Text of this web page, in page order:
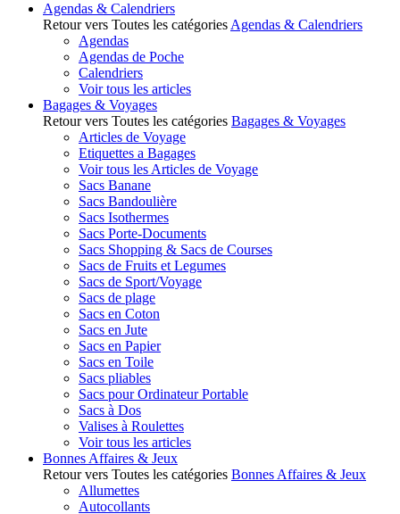
Agendas & Calendriers
Retour vers Toutes les catégories Agendas & Calendriers
Agendas
Agendas de Poche
Calendriers
Voir tous les articles
Bagages & Voyages
Retour vers Toutes les catégories Bagages & Voyages
Articles de Voyage
Etiquettes a Bagages
Voir tous les Articles de Voyage
Sacs Banane
Sacs Bandoulière
Sacs Isothermes
Sacs Porte-Documents
Sacs Shopping & Sacs de Courses
Sacs de Fruits et Legumes
Sacs de Sport/Voyage
Sacs de plage
Sacs en Coton
Sacs en Jute
Sacs en Papier
Sacs en Toile
Sacs pliables
Sacs pour Ordinateur Portable
Sacs à Dos
Valises à Roulettes
Voir tous les articles
Bonnes Affaires & Jeux
Retour vers Toutes les catégories Bonnes Affaires & Jeux
Allumettes
Autocollants